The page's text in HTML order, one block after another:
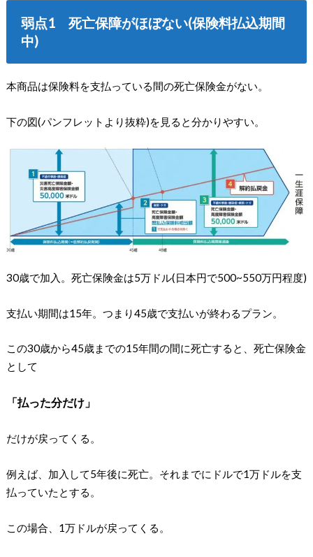
弱点1 死亡保障がほぼない(保険料払込期間
中)
本商品は保険料を支払っている間の死亡保険金がない。
下の図(パンフレットより抜粋)を見ると分かりやすい。
30歳で加入。死亡保険金は5万ドル(日本円で500~550万円程度)
支払い期間は15年。つまり45歳で支払いが終わるプラン。
この30歳から45歳までの15年間の間に死亡すると、死亡保険金
として
「払った分だけ」
だけが戻ってくる。
例えば、加入して5年後に死亡。それまでにドルで1万ドルを支
払っていたとする。
この場合、1万ドルが戻ってくる。